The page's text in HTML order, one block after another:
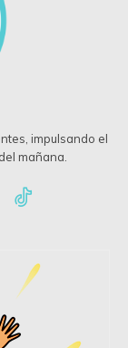
impulsando el
mañana.